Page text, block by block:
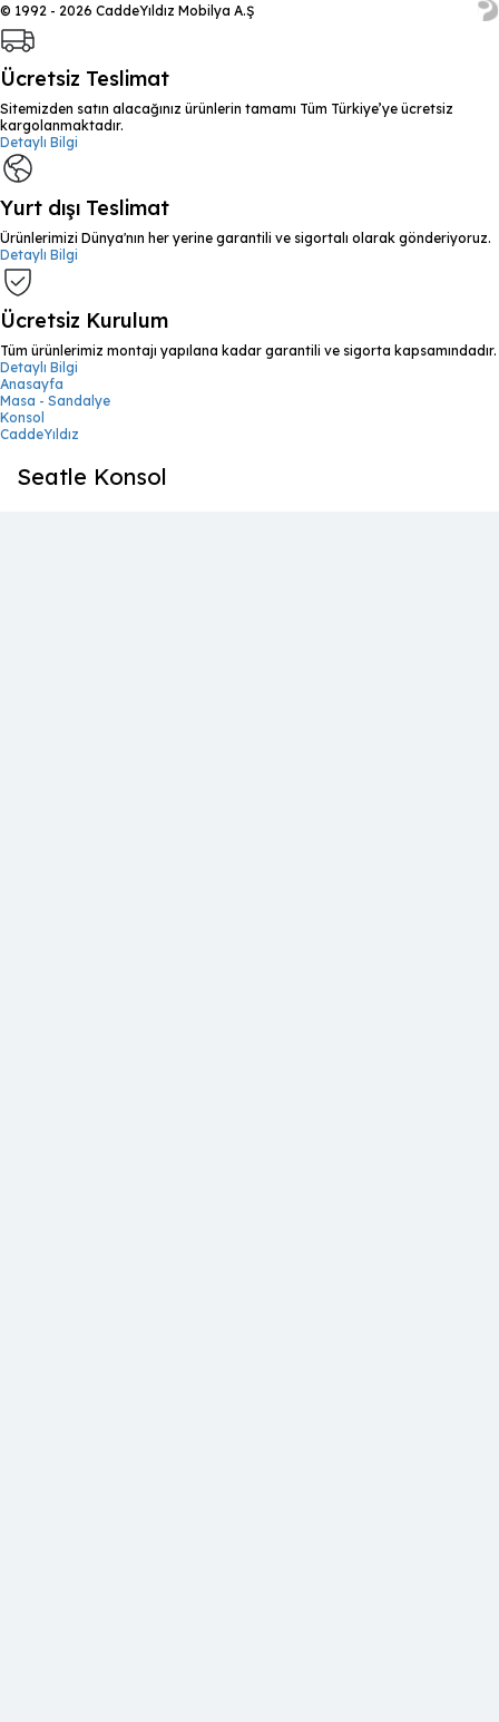
© 1992 - 2026 CaddeYıldız Mobilya A.Ş
Ücretsiz Teslimat
Sitemizden satın alacağınız ürünlerin tamamı Tüm Türkiye’ye ücretsiz
kargolanmaktadır.
Detaylı Bilgi
Yurt dışı Teslimat
Ürünlerimizi Dünya'nın her yerine garantili ve sigortalı olarak gönderiyoruz.
Detaylı Bilgi
Ücretsiz Kurulum
Tüm ürünlerimiz montajı yapılana kadar garantili ve sigorta kapsamındadır.
Detaylı Bilgi
Anasayfa
Masa - Sandalye
Konsol
CaddeYıldız
Seatle Konsol